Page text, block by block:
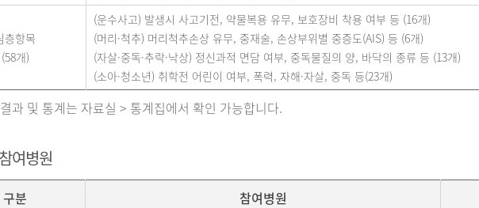
층항목
(58개)
(운수사고) 발생시 사고기전, 약물복용 유무, 보호장비 착용 여부 등 (16개)
(머리·척추) 머리척추손상 유무, 중재술, 손상부위별 중증도(AIS) 등 (6개)
(자살·중독·추락·낙상) 정신과적 면담 여부, 중독물질의 양, 바닥의 종류 등 (13개)
(소아·청소년) 취학전 어린이 여부, 폭력, 자해·자살, 중독 등(23개)
과 및 통계는 자료실 > 통계집에서 확인 가능합니다.
여병원
구분 참여병원